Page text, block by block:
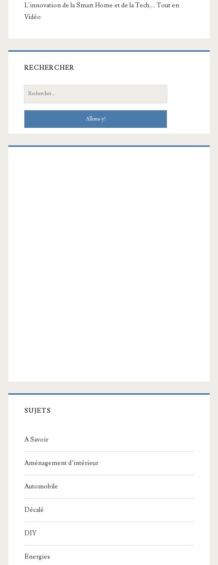
L'innovation de la Smart Home et de la Tech,... Tout en
Vidéo
RECHERCHER
Recherche:
SUJETS
A Savoir
Aménagement d’intérieur
Automobile
Décalé
DIY
Energies